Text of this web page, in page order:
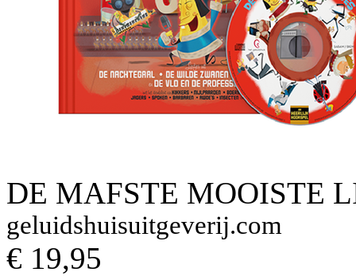
DE MAFSTE MOOISTE
geluidshuisuitgeverij.com
€ 19,95